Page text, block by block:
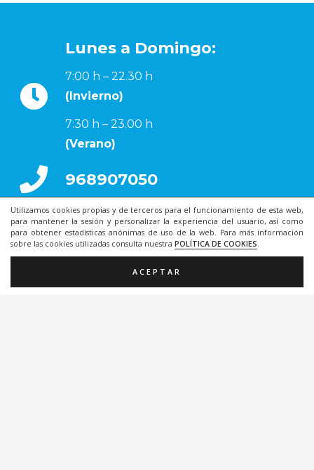
Utilizamos cookies propias y de terceros para el funcionamiento de esta web,
para mantener la sesión y personalizar la experiencia del usuario, así como
para obtener estadísticas anónimas de uso de la web. Para más información
sobre las cookies utilizadas consulta nuestra POLÍTICA DE COOKIES.
ACEPTAR
Lunes a Domingo:
7:00 h – 22.30 h
(Invierno)
7:30 h – 23.00 h
(Verano)
968907050
868077351